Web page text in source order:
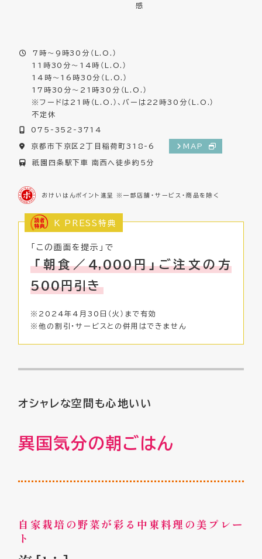
感
7時～9時30分（L.O.）
11時30分～14時（L.O.）
14時～16時30分（L.O.）
17時30分～21時30分（L.O.）
※フードは21時（L.O.）、バーは22時30分（L.O.）
不定休
075-352-3714
京都市下京区2丁目稲荷町318-6
MAP
祇園四条駅下車 南西へ徒歩約5分
おけいはんポイント進呈 ※一部店舗・サービス・商品を除く
K PRESS特典
「この画面を提示」で
「朝食／4,000円」ご注文の方
500円引き
※2024年4月30日（火）まで有効
※他の割引・サービスとの併用はできません
オシャレな空間も心地いい
異国気分の朝ごはん
自家栽培の野菜が彩る中東料理の美プレー
ト